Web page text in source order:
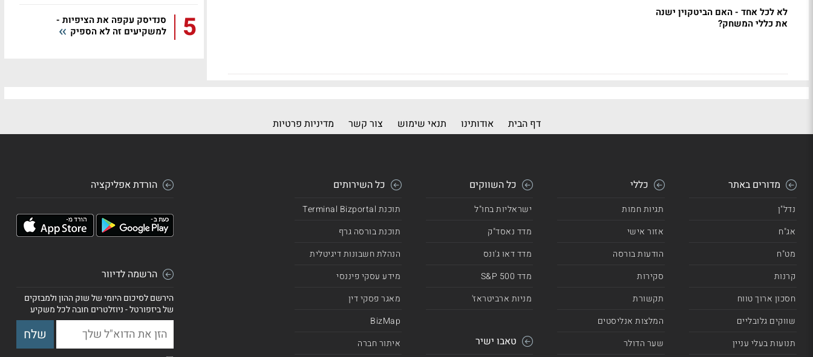
לא לכל אחד - האם הביטקוין ישנה
את כללי המשחק?
5
סנדיסק עקפה את הציפיות -
למשקיעים זה לא הספיק
דף הבית אודותינו תנאי שימוש צור קשר מדיניות פרטיות
מדורים באתר
נדל"ן
אג"ח
מט"ח
קרנות
חסכון ארוך טווח
שווקים גלובליים
תנועות בעלי עניין
כללי
תגיות חמות
אזור אישי
הודעות בורסה
סקירות
תקשורת
המלצות אנליסטים
שער הדולר
כל השווקים
ישראליות בחו"ל
מדד נאסד"ק
מדד דאו ג'ונס
מדד 500 S&P
מניות ארביטראז'
טאבו ישיר
כל השירותים
תוכנת Terminal Bizportal
תוכנת בורסה גרף
הנהלת חשבונות דיגיטלית
מידע עסקי פיננסי
מאגר פסקי דין
BizMap
איתור חברה
הורדת אפליקציה
הרשמה לדיוור
הירשם לסיכום היומי של שוק ההון ולמבזקים
של ביזפורטל - ניוזלטרים חובה לכל משקיע